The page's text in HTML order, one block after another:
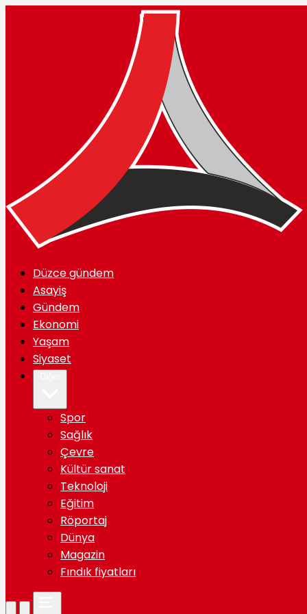
Düzce gündem
Asayiş
Gündem
Ekonomi
Yaşam
Siyaset
Spor
Sağlık
Çevre
Kültür sanat
Teknoloji
Eğitim
Röportaj
Dünya
Magazin
Fındık fiyatları